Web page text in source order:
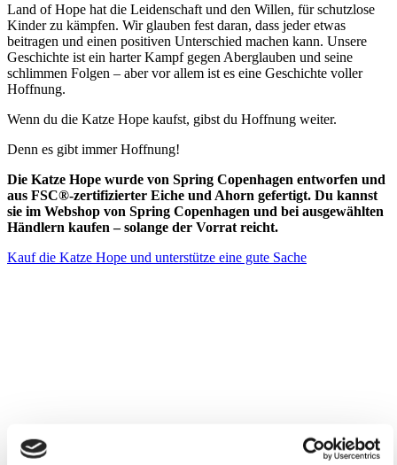
Land of Hope hat die Leidenschaft und den Willen, für schutzlose
Kinder zu kämpfen. Wir glauben fest daran, dass jeder etwas
beitragen und einen positiven Unterschied machen kann. Unsere
Geschichte ist ein harter Kampf gegen Aberglauben und seine
schlimmen Folgen – aber vor allem ist es eine Geschichte voller
Hoffnung.
Wenn du die Katze Hope kaufst, gibst du Hoffnung weiter.
Denn es gibt immer Hoffnung!
Die Katze Hope wurde von Spring Copenhagen entworfen und
aus FSC®-zertifizierter Eiche und Ahorn gefertigt. Du kannst
sie im Webshop von Spring Copenhagen und bei ausgewählten
Händlern kaufen – solange der Vorrat reicht.
Kauf die Katze Hope und unterstütze eine gute Sache